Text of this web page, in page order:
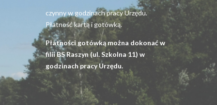
czynny w godzinach pracy Urzędu.
Płatność kartą i gotówką.
Płatności gotówką można dokonać w
filii BS Raszyn (ul. Szkolna 11) w
godzinach pracy Urzędu.